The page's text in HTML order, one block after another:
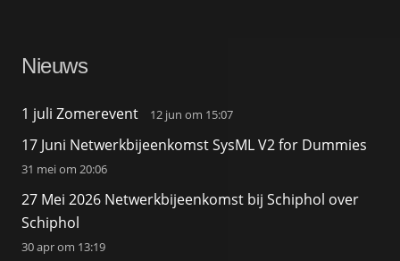
Nieuws
1 juli Zomerevent 12 jun om 15:07
17 Juni Netwerkbijeenkomst SysML V2 for Dummies
31 mei om 20:06
27 Mei 2026 Netwerkbijeenkomst bij Schiphol over
Schiphol
30 apr om 13:19